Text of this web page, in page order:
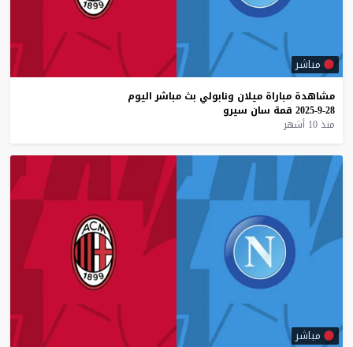
مباشر
مشاهدة مباراة ميلان ونابولي بث مباشر اليوم
28-9-2025
قمة سان سيرو
منذ 10 أشهر
مباشر